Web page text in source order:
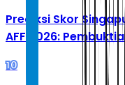
Prediksi Skor
AFF 2026:
10